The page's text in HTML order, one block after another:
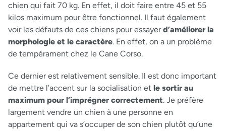
chien qui fait 70 kg. En effet, il doit faire entre 45 et 55
kilos maximum pour être fonctionnel. Il faut également
voir les défauts de ces chiens pour essayerd’améliorer la
morphologie et le caractère. En effet, on a un problème
de tempérament chez le Cane Corso.
Ce dernier est relativement sensible. Il est donc important
de mettre l’accent sur la socialisation et le sortir au
maximum pour l’imprégner correctement. Je préfère
largement vendre un chien à une personne en
appartement qui va s’occuper de son chien plutôt qu’une